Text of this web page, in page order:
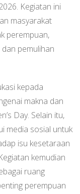
Kegiatan ini
masyarakat
perempuan,
pemulihan
kepada
makna dan
Day. Selain itu,
media sosial untuk
isu kesetaraan
kemudian
ruang
perempuan